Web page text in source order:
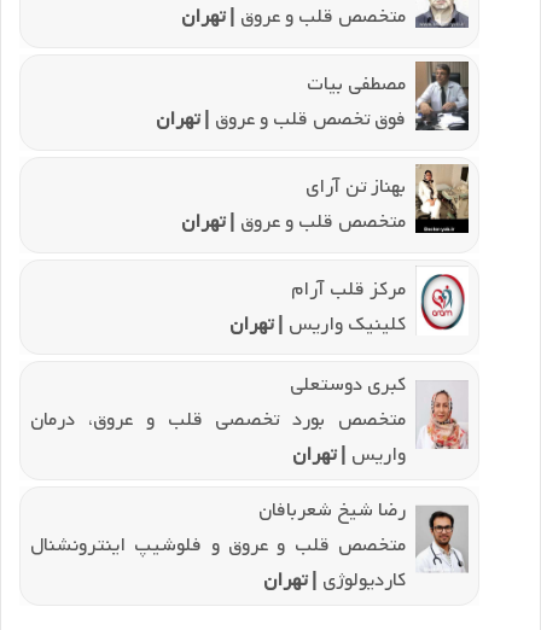
متخصص قلب و عروق | تهران
مصطفی بیات
فوق تخصص قلب و عروق | تهران
بهناز تن آرای
متخصص قلب و عروق | تهران
مرکز قلب آرام
کلینیک واریس | تهران
کبری دوستعلی
متخصص بورد تخصصی قلب و عروق، درمان
واریس | تهران
رضا شیخ شعربافان
متخصص قلب و عروق و فلوشیپ اینترونشنال
کاردیولوژی | تهران